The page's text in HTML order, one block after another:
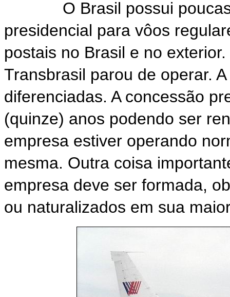
O Brasil possui poucas
presidencial para vôos
postais no Brasil e no
Transbrasil parou de operar.
diferenciadas. A concessão
(quinze) anos podendo ser
empresa estiver operando
mesma. Outra coisa
empresa deve ser formada,
ou naturalizados em sua